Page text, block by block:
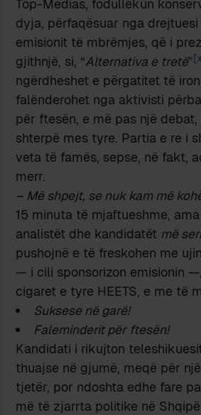
Top-Medias, fodullëkun
dyja, përfaqësuar nga
emisionit të mbrëmjes, që i
gjithnjë, si, “Alternativa e tretë”
ngërdheshet e përgatitet të
falënderohet nga aktivisti
për ftesën, e më pas një debat,
shterpë mes tyre. Partia e re i
veta të famës, sepse, në fakt,
merr.
– Më shpejt, se nuk kam më
15 minuta të mjaftueshme,
analistët dhe kandidatët më
pushojnë e të freskohen me
— i cili sponsorizon emisionin
cigaret e tyre HEETS, e me të
Suksese në garë!
Faleminderit për ftesën!
Kandidati i rikujton
thuajse në gjumë, meqë për
tjetër, por ndoshta edhe fare
më të zjarrta politike në